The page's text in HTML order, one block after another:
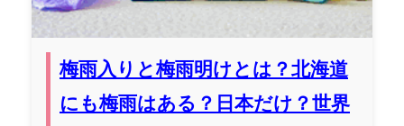
梅雨入りと梅雨明けとは？北海道
にも梅雨はある？日本だけ？世界